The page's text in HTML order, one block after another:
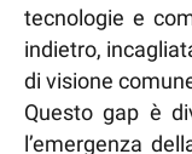
tecnologie e
indietro,
di visione
Questo gap è
l’emergenza